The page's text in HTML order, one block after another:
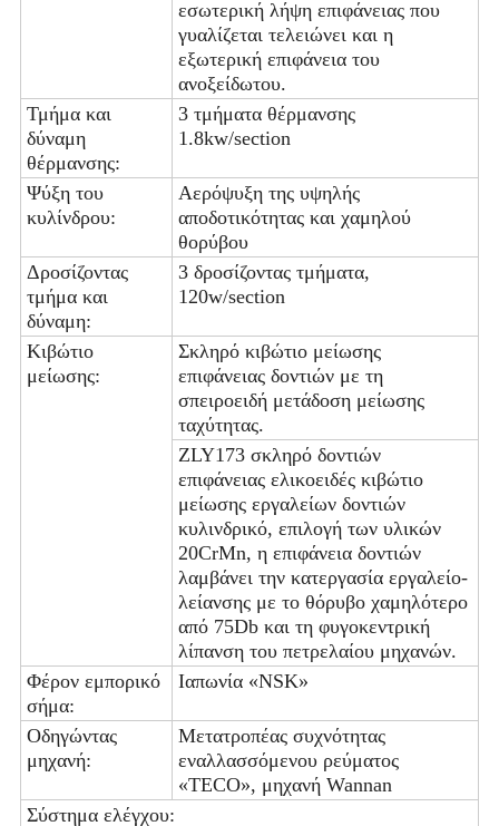
εσωτερική λήψη επιφάνειας που
γυαλίζεται τελειώνει και η
εξωτερική επιφάνεια του
ανοξείδωτου.
Τμήμα και
δύναμη
θέρμανσης:
3 τμήματα θέρμανσης
1.8kw/section
Ψύξη του
κυλίνδρου:
Αερόψυξη της υψηλής
αποδοτικότητας και χαμηλού
θορύβου
Δροσίζοντας
τμήμα και
δύναμη:
3 δροσίζοντας τμήματα,
120w/section
Κιβώτιο
μείωσης:
Σκληρό κιβώτιο μείωσης
επιφάνειας δοντιών με τη
σπειροειδή μετάδοση μείωσης
ταχύτητας.
ZLY173 σκληρό δοντιών
επιφάνειας ελικοειδές κιβώτιο
μείωσης εργαλείων δοντιών
κυλινδρικό, επιλογή των υλικών
20CrMn, η επιφάνεια δοντιών
λαμβάνει την κατεργασία εργαλείο-
λείανσης με το θόρυβο χαμηλότερο
από 75Db και τη φυγοκεντρική
λίπανση του πετρελαίου μηχανών.
Φέρον εμπορικό
σήμα:
Ιαπωνία «NSK»
Οδηγώντας
μηχανή:
Μετατροπέας συχνότητας
εναλλασσόμενου ρεύματος
«TECO», μηχανή Wannan
Σύστημα ελέγχου: